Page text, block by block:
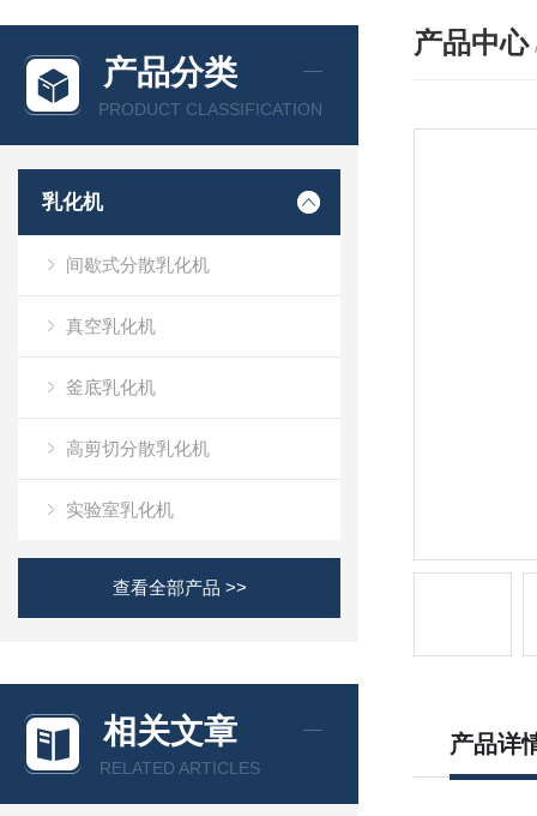
产品分类
PRODUCT CLASSIFICATION
乳化机
间歇式分散乳化机
真空乳化机
釜底乳化机
高剪切分散乳化机
实验室乳化机
查看全部产品 >>
相关文章
RELATED ARTICLES
产品中心
产品详